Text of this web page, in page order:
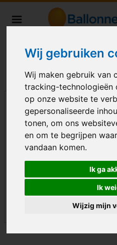
Wij gebruiken
Wij maken gebruik van
tracking-technologieën
op onze website te
gepersonaliseerde
tonen, om ons
en om te begrijpen
vandaan komen.
Ik ga
Ik
Wijzig mijn
Nederland